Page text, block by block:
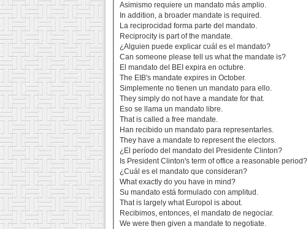
Asimismo requiere un mandato más amplio.
In addition, a broader mandate is required.
La reciprocidad forma parte del mandato.
Reciprocity is part of the mandate.
¿Alguien puede explicar cuál es el mandato?
Can someone please tell us what the mandate is?
El mandato del BEI expira en octubre.
The EIB's mandate expires in October.
Simplemente no tienen un mandato para ello.
They simply do not have a mandate for that.
Eso se llama un mandato libre.
That is called a free mandate.
Han recibido un mandato para representarles.
They have a mandate to represent the electors.
¿El período del mandato del Presidente Clinton?
Is President Clinton's term of office a reasonable period?
¿Cuál es el mandato que consideran?
What exactly do you have in mind?
Su mandato está formulado con amplitud.
That is largely what Europol is about.
Recibimos, entonces, el mandato de negociar.
We were then given a mandate to negotiate.